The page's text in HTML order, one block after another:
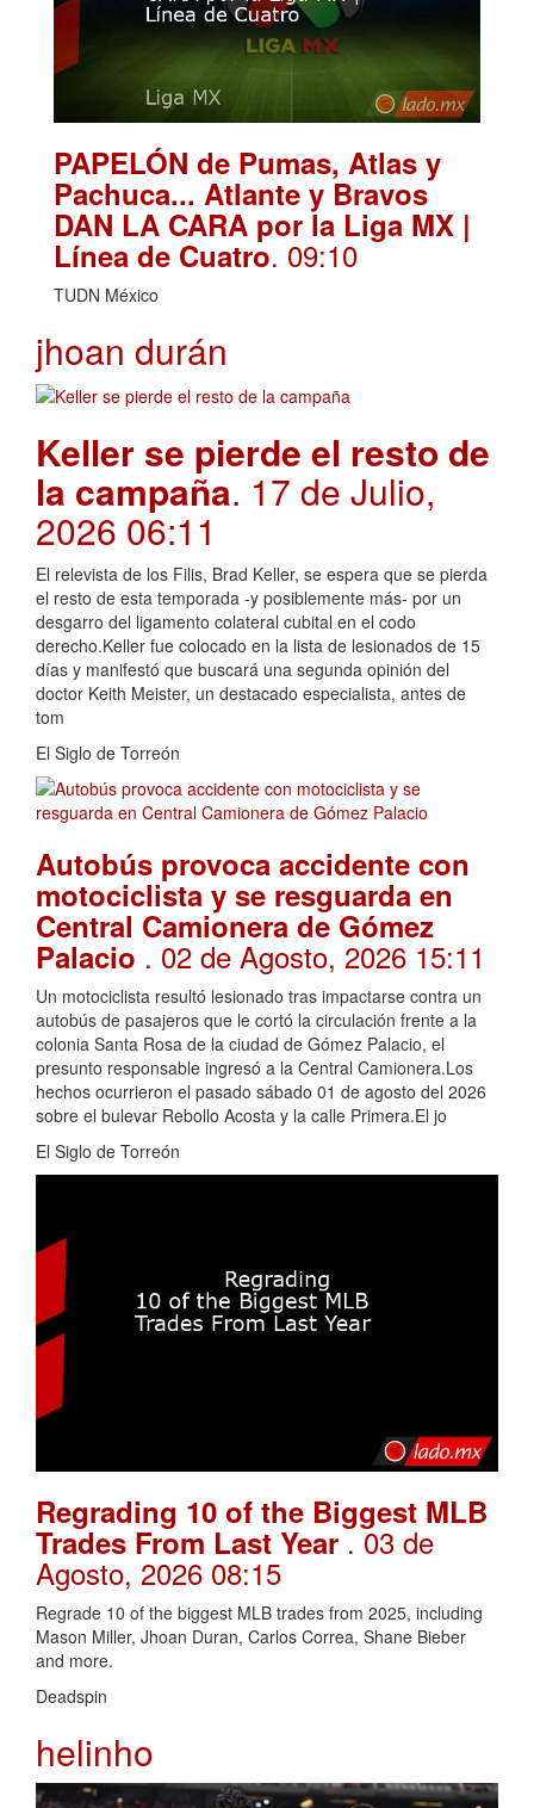
PAPELÓN de Pumas, Atlas y
Pachuca... Atlante y Bravos
DAN LA CARA por la Liga MX |
Línea de Cuatro. 09:10
TUDN México
jhoan durán
Keller se pierde el resto de
la campaña. 17 de Julio,
2026 06:11
El relevista de los Filis, Brad Keller, se espera que se pierda
el resto de esta temporada -y posiblemente más- por un
desgarro del ligamento colateral cubital en el codo
derecho.Keller fue colocado en la lista de lesionados de 15
días y manifestó que buscará una segunda opinión del
doctor Keith Meister, un destacado especialista, antes de
tom
El Siglo de Torreón
Autobús provoca accidente con
motociclista y se resguarda en
Central Camionera de Gómez
Palacio . 02 de Agosto, 2026 15:11
Un motociclista resultó lesionado tras impactarse contra un
autobús de pasajeros que le cortó la circulación frente a la
colonia Santa Rosa de la ciudad de Gómez Palacio, el
presunto responsable ingresó a la Central Camionera.Los
hechos ocurrieron el pasado sábado 01 de agosto del 2026
sobre el bulevar Rebollo Acosta y la calle Primera.El jo
El Siglo de Torreón
Regrading 10 of the Biggest MLB
Trades From Last Year. 03 de
Agosto, 2026 08:15
Regrade 10 of the biggest MLB trades from 2025, including
Mason Miller, Jhoan Duran, Carlos Correa, Shane Bieber
and more.
Deadspin
helinho